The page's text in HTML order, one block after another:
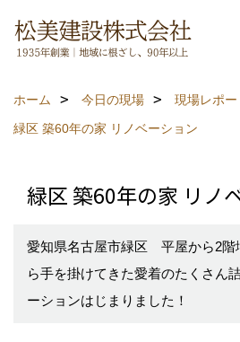
ホーム 今日の現場 現場レポー
緑区 築60年の家 リノベーション
緑区 築60年の家 リノ
愛知県名古屋市緑区 平屋から2階
ら手を掛けてきた愛着のたくさん
ーションはじまりました！